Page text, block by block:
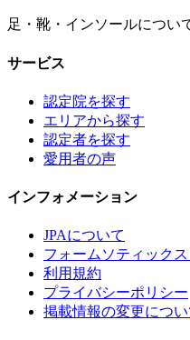
足・靴・インソールについ
サービス
認定院を探す
エリアから探す
認定者を探す
愛用者の声
インフォメーション
JPAについて
フォームソティック
利用規約
プライバシーポリシー
掲載情報の変更につい